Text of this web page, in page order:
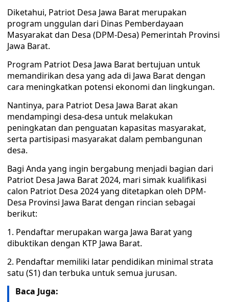
Diketahui, Patriot Desa Jawa Barat merupakan
program unggulan dari Dinas Pemberdayaan
Masyarakat dan Desa (DPM-Desa) Pemerintah Provinsi
Jawa Barat.
Program Patriot Desa Jawa Barat bertujuan untuk
memandirikan desa yang ada di Jawa Barat dengan
cara meningkatkan potensi ekonomi dan lingkungan.
Nantinya, para Patriot Desa Jawa Barat akan
mendampingi desa-desa untuk melakukan
peningkatan dan penguatan kapasitas masyarakat,
serta partisipasi masyarakat dalam pembangunan
desa.
Bagi Anda yang ingin bergabung menjadi bagian dari
Patriot Desa Jawa Barat 2024, mari simak kualifikasi
calon Patriot Desa 2024 yang ditetapkan oleh DPM-
Desa Provinsi Jawa Barat dengan rincian sebagai
berikut:
1. Pendaftar merupakan warga Jawa Barat yang
dibuktikan dengan KTP Jawa Barat.
2. Pendaftar memiliki latar pendidikan minimal strata
satu (S1) dan terbuka untuk semua jurusan.
Baca Juga: